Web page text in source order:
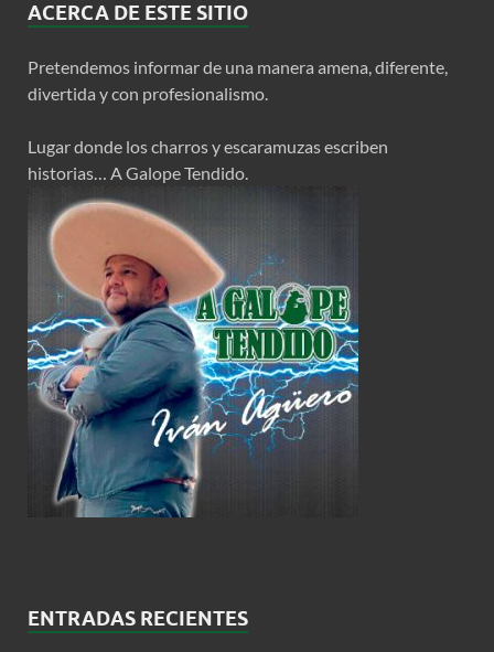
ACERCA DE ESTE SITIO
Pretendemos informar de una manera amena, diferente,
divertida y con profesionalismo.
Lugar donde los charros y escaramuzas escriben
historias… A Galope Tendido.
ENTRADAS RECIENTES